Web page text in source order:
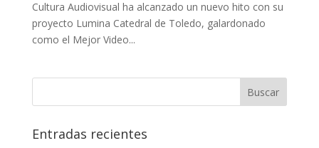
Cultura Audiovisual ha alcanzado un nuevo hito con su
proyecto Lumina Catedral de Toledo, galardonado
como el Mejor Video...
Entradas recientes